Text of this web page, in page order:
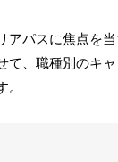
アパスに焦点を
て、職種別のキ
。